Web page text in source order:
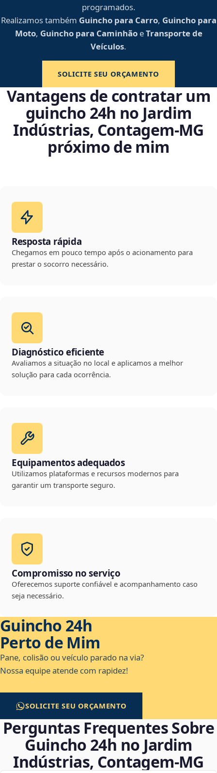
programados.
Realizamos também Guincho para Carro, Guincho para
Moto, Guincho para CaminhãoeTransporte de
Veículos.
SOLICITE SEU ORÇAMENTO
Vantagens de contratar um
guincho 24h no Jardim
Indústrias, Contagem‑MG
próximo de mim
Resposta rápida
Chegamos em pouco tempo após o acionamento para
prestar o socorro necessário.
Diagnóstico eficiente
Avaliamos a situação no local e aplicamos a melhor
solução para cada ocorrência.
Equipamentos adequados
Utilizamos plataformas e recursos modernos para
garantir um transporte seguro.
Compromisso no serviço
Oferecemos suporte confiável e acompanhamento caso
seja necessário.
Guincho 24h
Perto de Mim
Pane, colisão ou veículo parado na via?
Nossa equipe atende com rapidez!
SOLICITE SEU ORÇAMENTO
Perguntas Frequentes Sobre
Guincho 24h no Jardim
Indústrias, Contagem‑MG